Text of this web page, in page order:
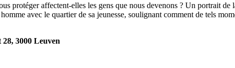
protéger affectent-elles les gens que nous devenons ? Un portrait
avec le quartier de sa jeunesse, soulignant comment de tels
3000 Leuven